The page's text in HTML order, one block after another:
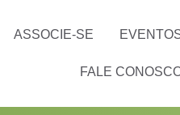
ASSOCIE-SE
FALE